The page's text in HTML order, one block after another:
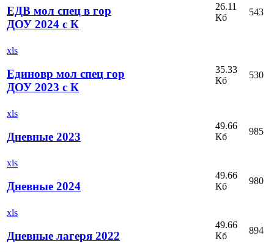
ЕДВ мол спец в гор
ДОУ 2024 с К
26.11
Кб
543
xls
Единовр мол спец гор
ДОУ 2023 с К
35.33
Кб
530
xls
Дневные 2023
49.66
Кб
985
xls
Дневные 2024
49.66
Кб
980
xls
Дневные лагеря 2022
49.66
Кб
894